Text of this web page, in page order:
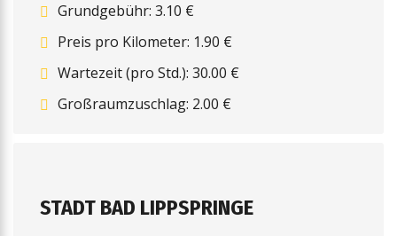
Grundgebühr: 3.10 €
Preis pro Kilometer: 1.90 €
Wartezeit (pro Std.): 30.00 €
Großraumzuschlag: 2.00 €
STADT BAD LIPPSPRINGE